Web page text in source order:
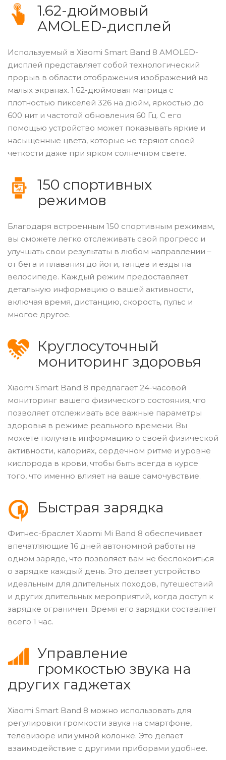
1.62-дюймовый
AMOLED-дисплей
Используемый в Xiaomi Smart Band 8 AMOLED-
дисплей представляет собой технологический
прорыв в области отображения изображений на
малых экранах. 1.62-дюймовая матрица с
плотностью пикселей 326 на дюйм, яркостью до
600 нит и частотой обновления 60 Гц. С его
помощью устройство может показывать яркие и
насыщенные цвета, которые не теряют своей
четкости даже при ярком солнечном свете.
150 спортивных
режимов
Благодаря встроенным 150 спортивным режимам,
вы сможете легко отслеживать свой прогресс и
улучшать свои результаты в любом направлении –
от бега и плавания до йоги, танцев и езды на
велосипеде. Каждый режим предоставляет
детальную информацию о вашей активности,
включая время, дистанцию, скорость, пульс и
многое другое.
Круглосуточный
мониторинг здоровья
Xiaomi Smart Band 8 предлагает 24-часовой
мониторинг вашего физического состояния, что
позволяет отслеживать все важные параметры
здоровья в режиме реального времени. Вы
можете получать информацию о своей физической
активности, калориях, сердечном ритме и уровне
кислорода в крови, чтобы быть всегда в курсе
того, что именно влияет на ваше самочувствие.
Быстрая зарядка
Фитнес-браслет Xiaomi Mi Band 8 обеспечивает
впечатляющие 16 дней автономной работы на
одном заряде, что позволяет вам не беспокоиться
о зарядке каждый день. Это делает устройство
идеальным для длительных походов, путешествий
и других длительных мероприятий, когда доступ к
зарядке ограничен. Время его зарядки составляет
всего 1 час.
Управление
громкостью звука на
других гаджетах
Xiaomi Smart Band 8 можно использовать для
регулировки громкости звука на смартфоне,
телевизоре или умной колонке. Это делает
взаимодействие с другими приборами удобнее.